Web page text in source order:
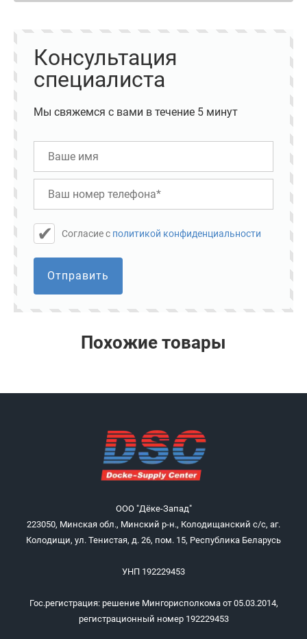
Консультация
специалиста
Мы свяжемся с вами в течение 5 минут
Cогласие с политикой конфиденциальности
Отправить
Похожие товары
ООО "Дёке-Запад"
223050, Минская обл., Минский р-н., Колодищанский с/с, аг.
Колодищи, ул. Тенистая, д. 26, пом. 15, Республика Беларусь
УНП 192229453
Гос.регистрация: решение Мингорисполкома от 05.03.2014,
регистрационный номер 192229453